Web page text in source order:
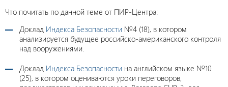
Что почитать по данной теме от ПИР-Центра:
Доклад Индекса Безопасности №4 (18), в котором
анализируется будущее российско-американского контроля
над вооружениями.
Доклад Индекса Безопасности на английском языке №10
(25), в котором оцениваются уроки переговоров,